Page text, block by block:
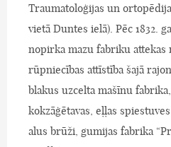
Traumatoloģijas un
vietā Duntes ielā). Pēc 1832.
nopirka mazu fabriku attekas
rūpniecības attīstība šajā
blakus uzcelta mašīnu
kokzāģētavas, eļļas
alus brūži, gumijas fabrika